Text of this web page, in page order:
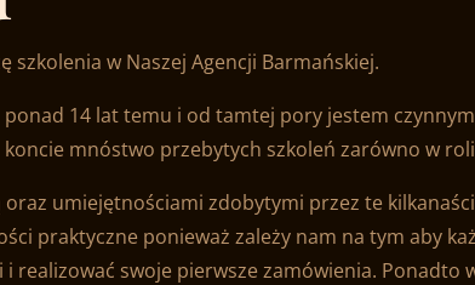
szkolenia w Naszej Agencji Barmańskiej.
14 lat temu i od tamtej pory jestem
mnóstwo przebytych szkoleń zarówno w roli
umiejętnościami zdobytymi przez te
praktyczne ponieważ zależy nam na tym aby
realizować swoje pierwsze zamówienia. Ponadto